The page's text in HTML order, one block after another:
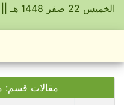
الخميس 22 صفر 1448 هـ || الموافق 6 غشت 2026 م
مقالات قسم: